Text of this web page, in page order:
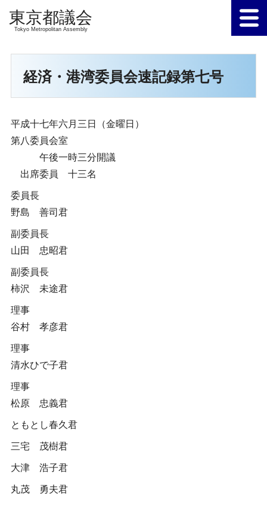
Tokyo Metropolitan Assembly
経済・港湾委員会速記録第七号
平成十七年六月三日（金曜日）
第八委員会室
午後一時三分開議
出席委員 十三名
委員長
野島 善司君
副委員長
山田 忠昭君
副委員長
柿沢 未途君
理事
谷村 孝彦君
理事
清水ひで子君
理事
松原 忠義君
ともとし春久君
三宅 茂樹君
大津 浩子君
丸茂 勇夫君